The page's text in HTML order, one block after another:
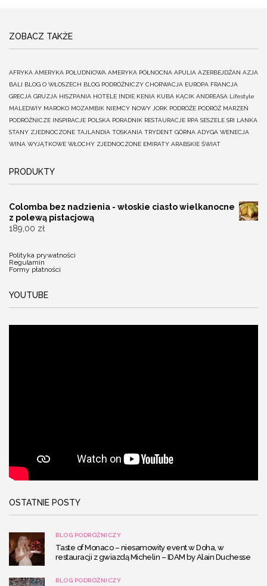
ZOBACZ TAKŻE
AFRYKA AMERYKA POŁUDNIOWA AMERYKA PÓŁNOCNA APULIA AZERBEJDŻAN AZJA
BALI
BLOG O WŁOSZECH BLOG PODRÓŻNICZY CHORWACJA EUROPA FRANCJA
GRECJA GRUZJA HISZPANIA HOTELE INDIE KENIA KUBA KĄCIK ANDREASA Lifestyle
MALEDWIY MAROKO MOZAMBIK NIEMCY NOWY JORK PODRÓŻE PODRÓŻ MARZEŃ
PODRÓŻNICZE INSPIRACJE POLSKA PORADNIK RESTAURACJE RPA SESZELE SRI LANKA
STANY ZJEDNOCZONE TAJLANDIA TOSKANIA TRYDENT GÓRNA ADYGA WENECJA
WINA WYJĄTKOWE WŁOCHY ZJEDNOCZONE EMIRATY ARABSKIE ŚWIAT
PRODUKTY
Colomba bez nadzienia - włoskie ciasto wielkanocne
z polewą pistacjową
189,00 zł
Polityka prywatności
Regulamin
Formy płatności
YOUTUBE
OSTATNIE POSTY
BLOG PODRÓŻNICZY
Taste of Monaco – niesamowity event w Doha, w
restauracji z gwiazdą Michelin – IDAM by Alain Duchesse
BLOG PODRÓŻNICZY